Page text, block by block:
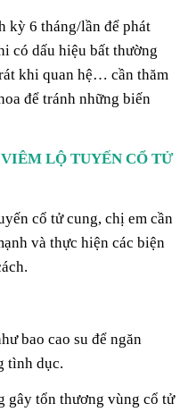
kỳ 6 tháng/lần để phát
có dấu hiệu bất thường
khi quan hệ… cần thăm
để tránh những biến
LỘ TUYẾN CỔ TỬ
cổ tử cung, chị em cần
và thực hiện các biện
bao cao su để ngăn
tình dục.
gây tổn thương vùng cổ tử